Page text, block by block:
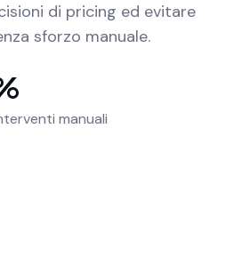
di pricing ed evitare
sforzo manuale.
manuali